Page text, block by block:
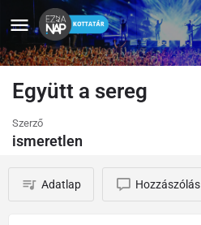
Együtt a sereg
Szerző
ismeretlen
Adatlap Hozzászólás